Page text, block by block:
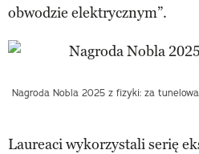
obwodzie elektrycznym”.
Nagroda Nobla 2025 z fizyki: za
Laureaci wykorzystali serię